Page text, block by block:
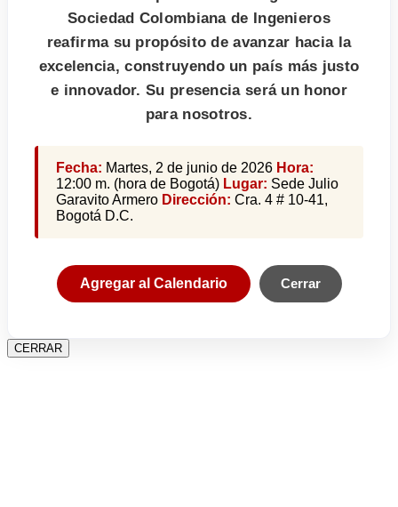
Sociedad Colombiana de Ingenieros
reafirma su propósito de avanzar hacia la
excelencia, construyendo un país más justo
e innovador. Su presencia será un honor
para nosotros.
Fecha: Martes, 2 de junio de 2026 Hora:
12:00 m. (hora de Bogotá) Lugar: Sede Julio
Garavito Armero Dirección: Cra. 4 # 10-41,
Bogotá D.C.
Agregar al Calendario Cerrar
CERRAR